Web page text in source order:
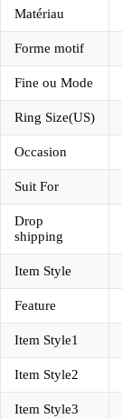
Matériau
Forme motif
Fine ou Mode
Ring Size(US)
Occasion
Suit For
Drop
shipping
Item Style
Feature
Item Style1
Item Style2
Item Style3